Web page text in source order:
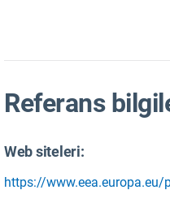
Referans
Web siteleri:
https://